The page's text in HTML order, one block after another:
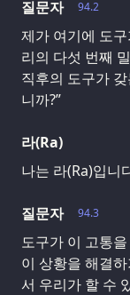
94.2
질문자
제가 여기에 도
리의 다섯 번째
직후의 도구가
니까?”
라(Ra)
나는 라(Ra)입니
94.3
질문자
도구가 이 고통
이 상황을 해결
서 우리가 할 수